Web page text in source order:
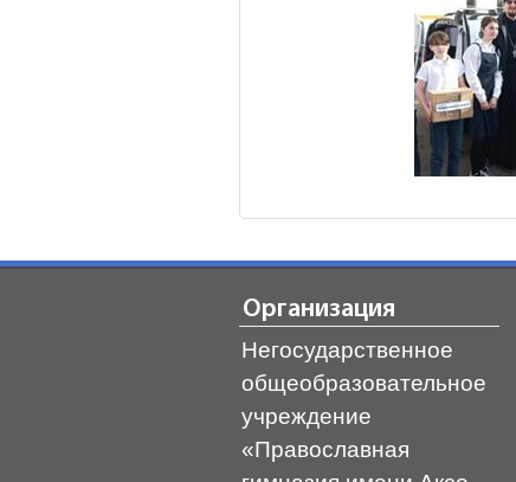
Организация
Негосударственное
общеобразовательное
учреждение
«Православная